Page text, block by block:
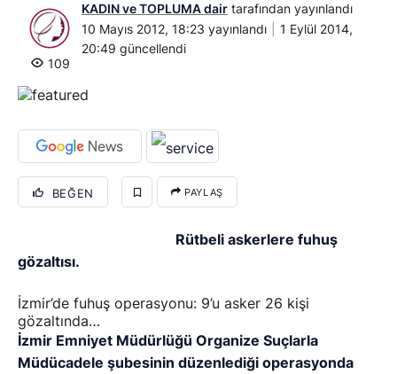
KADIN ve TOPLUMA dair tarafından yayınlandı
10 Mayıs 2012, 18:23 yayınlandı
1 Eylül 2014,
20:49 güncellendi
109
BEĞEN PAYLAŞ
Rütbeli askerlere fuhuş
gözaltısı.
İzmir’de fuhuş operasyonu: 9’u asker 26 kişi
gözaltında…
İzmir Emniyet Müdürlüğü Organize Suçlarla
Müdücadele şubesinin düzenlediği operasyonda